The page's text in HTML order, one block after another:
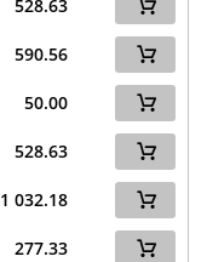
528.63
590.56
50.00
528.63
1 032.18
277.33